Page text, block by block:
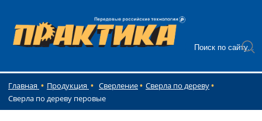
Главная Продукция Сверление
Сверла по дереву
Сверла по дереву перовые